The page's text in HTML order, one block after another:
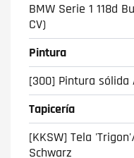
BMW Serie 1 118d
CV)
Pintura
[300] Pintura sólida
Tapicería
[KKSW] Tela
Schwarz